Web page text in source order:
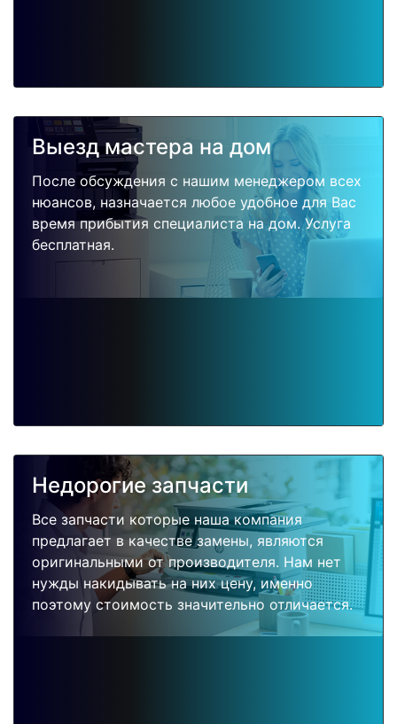
Выезд мастера на дом
После обсуждения с нашим менеджером всех
нюансов, назначается любое удобное для Вас
время прибытия специалиста на дом. Услуга
бесплатная.
Недорогие запчасти
Все запчасти которые наша компания
предлагает в качестве замены, являются
оригинальными от производителя. Нам нет
нужды накидывать на них цену, именно
поэтому стоимость значительно отличается.